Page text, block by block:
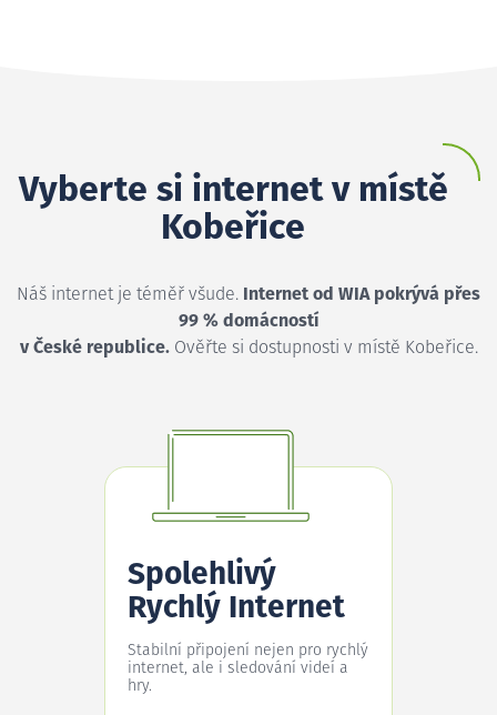
Vyberte si internet v místě
Kobeřice
Náš internet je téměř všude. Internet od WIA pokrývá přes
99 % domácností
v České republice.Ověřte si dostupnosti v místě Kobeřice.
Spolehlivý
Rychlý Internet
Stabilní připojení nejen pro rychlý
internet, ale i sledování videí a
hry.